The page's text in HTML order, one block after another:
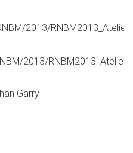
2013/
2013/
Garry